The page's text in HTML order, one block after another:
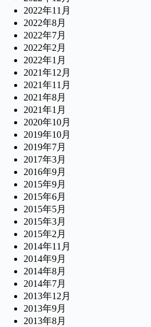
2022年11月
2022年8月
2022年7月
2022年2月
2022年1月
2021年12月
2021年11月
2021年8月
2021年1月
2020年10月
2019年10月
2019年7月
2017年3月
2016年9月
2015年9月
2015年6月
2015年5月
2015年3月
2015年2月
2014年11月
2014年9月
2014年8月
2014年7月
2013年12月
2013年9月
2013年8月